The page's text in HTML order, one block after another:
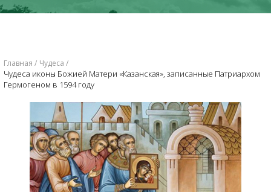
Главная Чудеса
Чудеса иконы Божией Матери «Казанская», записанные Патриархом
Гермогеном в 1594 году